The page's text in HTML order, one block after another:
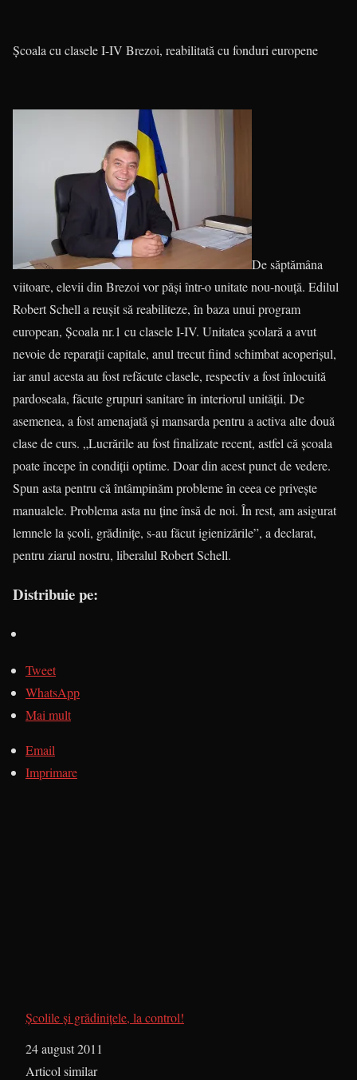
Școala cu clasele I-IV Brezoi, reabilitată cu fonduri europene
De săptămâna
viitoare, elevii din Brezoi vor păși într-o unitate nou-nouță. Edilul
Robert Schell a reușit să reabiliteze, în baza unui program
european, Școala nr.1 cu clasele I-IV. Unitatea școlară a avut
nevoie de reparații capitale, anul trecut fiind schimbat acoperișul,
iar anul acesta au fost refăcute clasele, respectiv a fost înlocuită
pardoseala, făcute grupuri sanitare în interiorul unității. De
asemenea, a fost amenajată și mansarda pentru a activa alte două
clase de curs. „Lucrările au fost finalizate recent, astfel că școala
poate începe în condiții optime. Doar din acest punct de vedere.
Spun asta pentru că întâmpinăm probleme în ceea ce privește
manualele. Problema asta nu ține însă de noi. În rest, am asigurat
lemnele la școli, grădinițe, s-au făcut igienizările”, a declarat,
pentru ziarul nostru, liberalul Robert Schell.
Distribuie pe:
Tweet
WhatsApp
Mai mult
Email
Imprimare
Școlile și grădinițele, la control!
Dată
24 august 2011
În legătură cu
Articol similar